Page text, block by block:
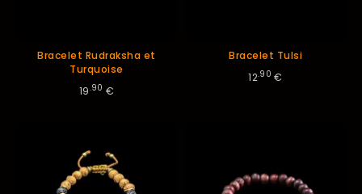
Bracelet Rudraksha et
Turquoise
19.90 €
Bracelet Tulsi
12.90 €